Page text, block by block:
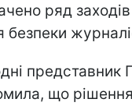
ряд
безпеки
представник
що